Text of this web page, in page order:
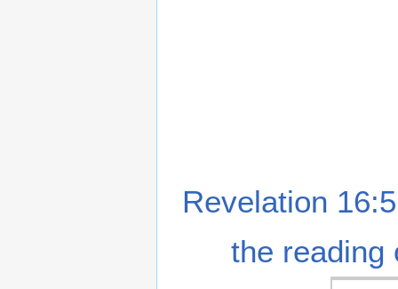
Revelation
the reading